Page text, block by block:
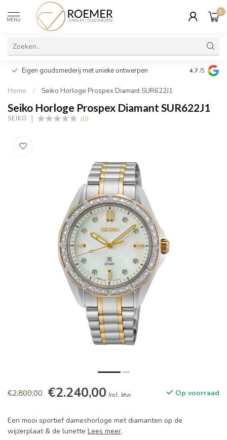
MENU
0
Eigen goudsmederij met unieke ontwerpen Wij
cadeau
4.7 /5
Home / Seiko Horloge Prospex Diamant SUR622J1
Seiko Horloge Prospex Diamant SUR622J1
SEIKO (0)
€2.800,00 €2.240,00 Incl. btw Op voorraad
Een mooi sportief dameshorloge met diamanten op de
wijzerplaat & de lunette Lees meer.